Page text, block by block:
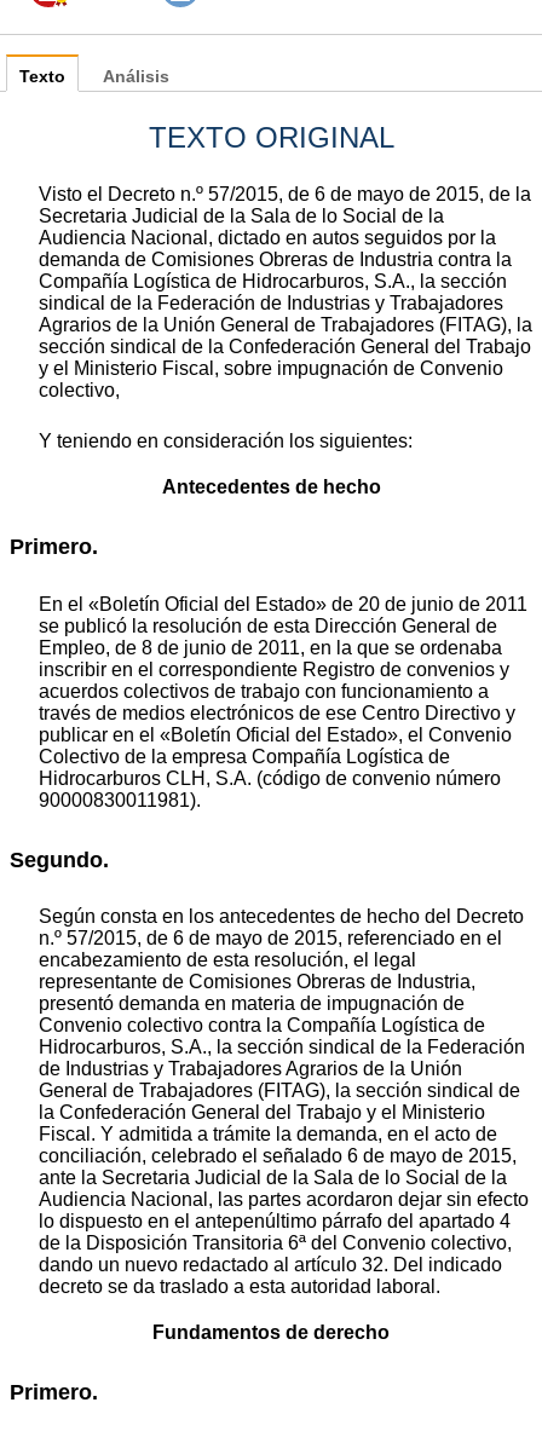
Texto
TEXTO ORIGINAL
Visto el Decreto n.º 57/2015, de 6 de mayo de 2015, de la
Secretaria Judicial de la Sala de lo Social de la
Audiencia Nacional, dictado en autos seguidos por la
demanda de Comisiones Obreras de Industria contra la
Compañía Logística de Hidrocarburos, S.A., la sección
sindical de la Federación de Industrias y Trabajadores
Agrarios de la Unión General de Trabajadores (FITAG), la
sección sindical de la Confederación General del Trabajo
y el Ministerio Fiscal, sobre impugnación de Convenio
colectivo,
Y teniendo en consideración los siguientes:
Antecedentes de hecho
Primero.
En el «Boletín Oficial del Estado» de 20 de junio de 2011
se publicó la resolución de esta Dirección General de
Empleo, de 8 de junio de 2011, en la que se ordenaba
inscribir en el correspondiente Registro de convenios y
acuerdos colectivos de trabajo con funcionamiento a
través de medios electrónicos de ese Centro Directivo y
publicar en el «Boletín Oficial del Estado», el Convenio
Colectivo de la empresa Compañía Logística de
Hidrocarburos CLH, S.A. (código de convenio número
90000830011981).
Segundo.
Según consta en los antecedentes de hecho del Decreto
n.º 57/2015, de 6 de mayo de 2015, referenciado en el
encabezamiento de esta resolución, el legal
representante de Comisiones Obreras de Industria,
presentó demanda en materia de impugnación de
Convenio colectivo contra la Compañía Logística de
Hidrocarburos, S.A., la sección sindical de la Federación
de Industrias y Trabajadores Agrarios de la Unión
General de Trabajadores (FITAG), la sección sindical de
la Confederación General del Trabajo y el Ministerio
Fiscal. Y admitida a trámite la demanda, en el acto de
conciliación, celebrado el señalado 6 de mayo de 2015,
ante la Secretaria Judicial de la Sala de lo Social de la
Audiencia Nacional, las partes acordaron dejar sin efecto
lo dispuesto en el antepenúltimo párrafo del apartado 4
de la Disposición Transitoria 6ª del Convenio colectivo,
dando un nuevo redactado al artículo 32. Del indicado
decreto se da traslado a esta autoridad laboral.
Fundamentos de derecho
Primero.
Análisis